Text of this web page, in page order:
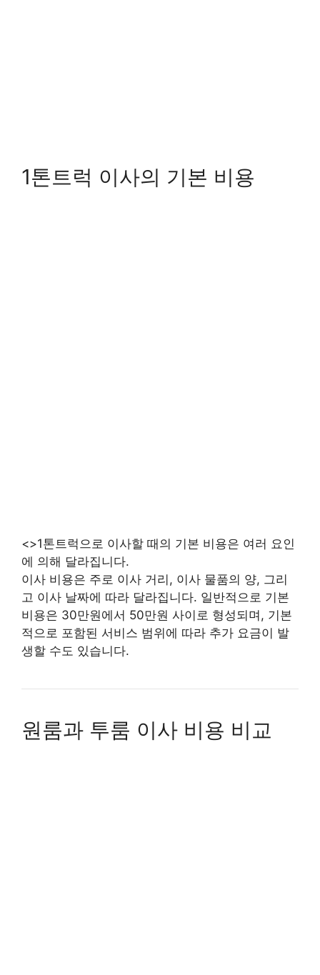
1톤트럭 이사의 기본 비용
<>1톤트럭으로 이사할 때의 기본 비용은 여러 요인
에 의해 달라집니다.
이사 비용은 주로 이사 거리, 이사 물품의 양, 그리
고 이사 날짜에 따라 달라집니다. 일반적으로 기본
비용은 30만원에서 50만원 사이로 형성되며, 기본
적으로 포함된 서비스 범위에 따라 추가 요금이 발
생할 수도 있습니다.
원룸과 투룸 이사 비용 비교